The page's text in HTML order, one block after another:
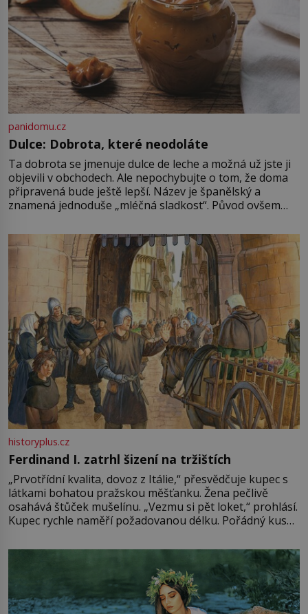
panidomu.cz
Dulce: Dobrota, které neodoláte
Ta dobrota se jmenuje dulce de leche a možná už jste ji
objevili v obchodech. Ale nepochybujte o tom, že doma
připravená bude ještě lepší. Název je španělský a
znamená jednoduše „mléčná sladkost“. Původ ovšem
pře hned několik latinskoamerických zemí a k tomu
Francie, kde se traduje,
historyplus.cz
Ferdinand I. zatrhl šizení na tržištích
„Prvotřídní kvalita, dovoz z Itálie,“ přesvědčuje kupec s
látkami bohatou pražskou měšťanku. Žena pečlivě
osahává štůček mušelínu. „Vezmu si pět loket,“ prohlásí.
Kupec rychle naměří požadovanou délku. Pořádný kus
milostpaní. Stačí jenom na sukni,“ zhodnotí švadlena
množství růžového mušelínu. „Ošidili vás, podívejte.“